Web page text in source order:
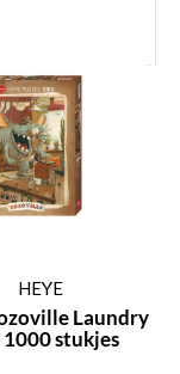
HEYE
Laundry
1000 stukjes